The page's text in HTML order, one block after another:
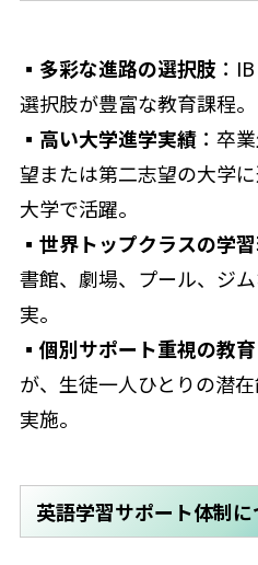
▪多彩な進路の選択肢 ：
選択肢が豊富な教育課程。
▪高い大学進学実績：卒
望または第二志望の大学
大学で活躍。
▪ 世界トップクラスの学
書館、劇場、プール、ジ
実。
▪個別サポート重視の教育
が、生徒一人ひとりの潜
実施。
英語学習サポート体制に